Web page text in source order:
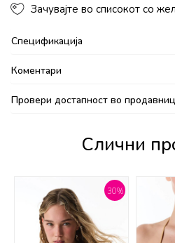
Зачувајте во списокот со
Спецификација
Коментари
Провери достапност во
Слични
30%